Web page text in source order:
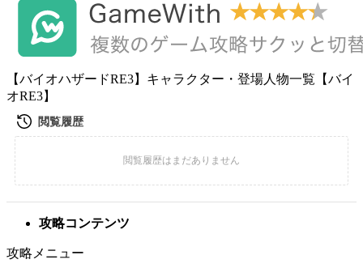
【バイオハザードRE3】キャラクター・登場人物一覧【バイ
オRE3】
攻略コンテンツ
攻略メニュー